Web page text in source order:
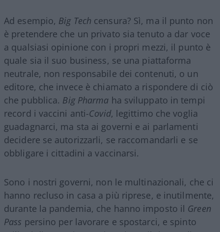
Ad esempio, Big Tech censura? Sì, ma il punto non
è pretendere che un privato sia tenuto a dar voce
a qualsiasi opinione con i propri mezzi, il punto è
quale sia il suo business, se una piattaforma
neutrale, non responsabile dei contenuti, o un
editore, che invece è chiamato a rispondere di ciò
che pubblica. Big Pharma ha sviluppato in tempi
record i vaccini anti-Covid, legittimo che voglia
guadagnarci, ma sta ai governi e ai parlamenti
decidere se autorizzarli, se raccomandarli e se
obbligare i cittadini a vaccinarsi.
Sono i nostri governi, non le multinazionali, che ci
hanno recluso in casa a più riprese, e inutilmente,
durante la pandemia, che hanno imposto il Green
Pass persino per lavorare e spostarci, e spinto